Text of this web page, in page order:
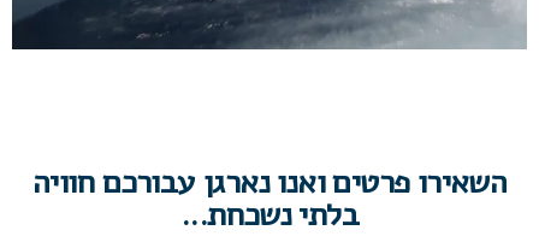
השאירו פרטים ואנו נארגן עבורכם חוויה
בלתי נשכחת...